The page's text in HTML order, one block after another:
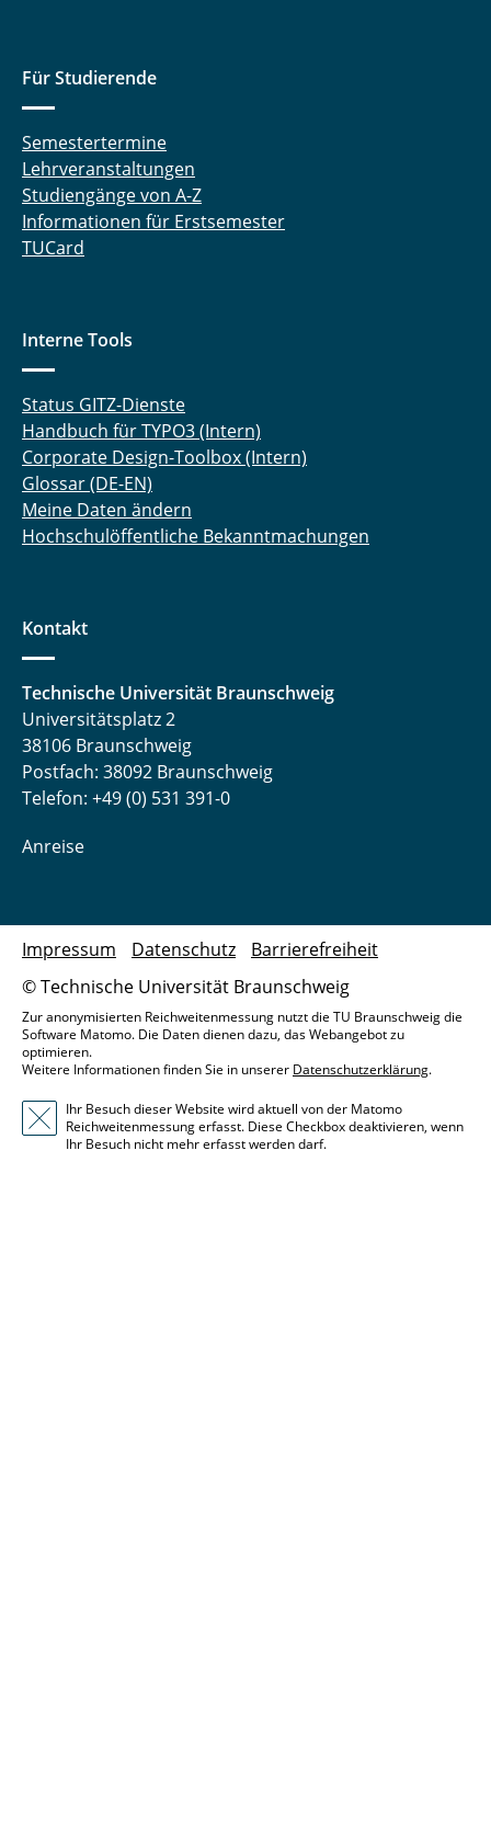
Für Studierende
Semestertermine
Lehrveranstaltungen
Studiengänge von A-Z
Informationen für Erstsemester
TUCard
Interne Tools
Status GITZ-Dienste
Handbuch für TYPO3 (Intern)
Corporate Design-Toolbox (Intern)
Glossar (DE-EN)
Meine Daten ändern
Hochschulöffentliche Bekanntmachungen
Kontakt
Technische Universität Braunschweig
Universitätsplatz 2
38106 Braunschweig
Postfach: 38092 Braunschweig
Telefon: +49 (0) 531 391-0
Anreise
© Technische Universität Braunschweig
Impressum Datenschutz Barrierefreiheit
Zur anonymisierten Reichweitenmessung nutzt die TU Braunschweig die
Software Matomo. Die Daten dienen dazu, das Webangebot zu
optimieren.
Weitere Informationen finden Sie in unserer Datenschutzerklärung.
Ihr Besuch dieser Website wird aktuell von der Matomo
Reichweitenmessung erfasst. Diese Checkbox deaktivieren, wenn
Ihr Besuch nicht mehr erfasst werden darf.